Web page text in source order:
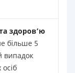
здоров’ю
більше 5
випадок